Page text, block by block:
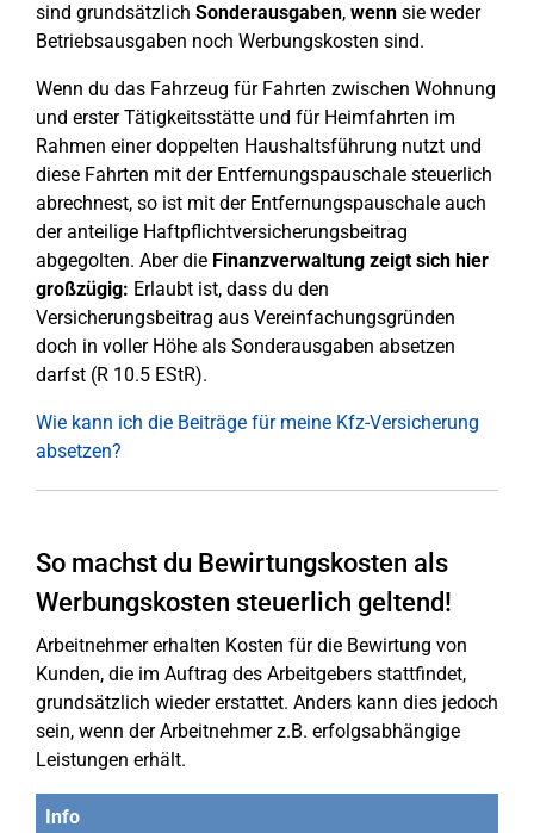
sind grundsätzlich Sonderausgaben, wenn sie weder
Betriebsausgaben noch Werbungskosten sind.
Wenn du das Fahrzeug für Fahrten zwischen Wohnung
und erster Tätigkeitsstätte und für Heimfahrten im
Rahmen einer doppelten Haushaltsführung nutzt und
diese Fahrten mit der Entfernungspauschale steuerlich
abrechnest, so ist mit der Entfernungspauschale auch
der anteilige Haftpflichtversicherungsbeitrag
abgegolten. Aber die Finanzverwaltung zeigt sich hier
großzügig: Erlaubt ist, dass du den
Versicherungsbeitrag aus Vereinfachungsgründen
doch in voller Höhe als Sonderausgaben absetzen
darfst (R 10.5 EStR).
Wie kann ich die Beiträge für meine Kfz-Versicherung
absetzen?
So machst du Bewirtungskosten als
Werbungskosten steuerlich geltend!
Arbeitnehmer erhalten Kosten für die Bewirtung von
Kunden, die im Auftrag des Arbeitgebers stattfindet,
grundsätzlich wieder erstattet. Anders kann dies jedoch
sein, wenn der Arbeitnehmer z.B. erfolgsabhängige
Leistungen erhält.
Info